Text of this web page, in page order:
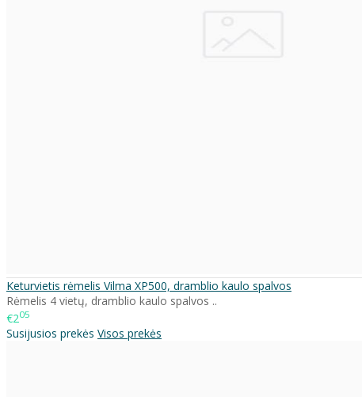
Keturvietis rėmelis Vilma XP500, dramblio kaulo spalvos
Rėmelis 4 vietų, dramblio kaulo spalvos ..
€205
Susijusios prekės Visos prekės